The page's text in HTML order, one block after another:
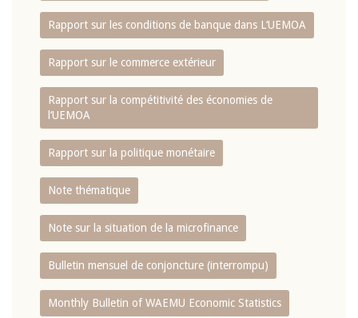
Rapport sur les conditions de banque dans L‘UEMOA
Rapport sur le commerce extérieur
Rapport sur la compétitivité des économies de
l‘UEMOA
Rapport sur la politique monétaire
Note thématique
Note sur la situation de la microfinance
Bulletin mensuel de conjoncture (interrompu)
Monthly Bulletin of WAEMU Economic Statistics